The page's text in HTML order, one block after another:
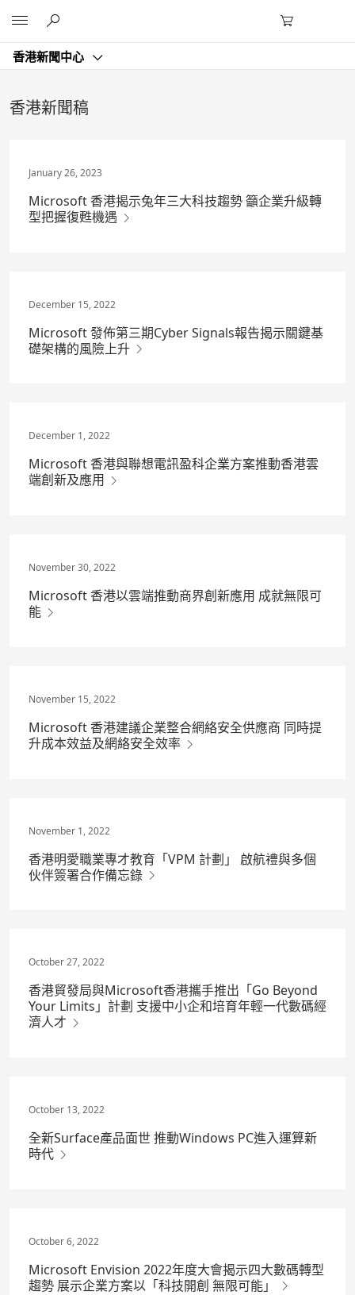
Main
Content
香港新聞中心
香港新聞稿
January 26, 2023
Microsoft 香港揭示兔年三大科技趨勢 籲企業升級轉
型把握復甦機遇
December 15, 2022
Microsoft 發佈第三期Cyber Signals報告揭示關鍵基
礎架構的風險上升
December 1, 2022
Microsoft 香港與聯想電訊盈科企業方案推動香港雲
端創新及應用
November 30, 2022
Microsoft 香港以雲端推動商界創新應用 成就無限可
能
November 15, 2022
Microsoft 香港建議企業整合網絡安全供應商 同時提
升成本效益及網絡安全效率
November 1, 2022
香港明愛職業專才教育「VPM 計劃」 啟航禮與多個
伙伴簽署合作備忘錄
October 27, 2022
香港貿發局與Microsoft香港攜手推出「Go Beyond
Your Limits」計劃 支援中小企和培育年輕一代數碼經
濟人才
October 13, 2022
全新Surface產品面世 推動Windows PC進入運算新
時代
October 6, 2022
Microsoft Envision 2022年度大會揭示四大數碼轉型
趨勢 展示企業方案以「科技開創 無限可能」